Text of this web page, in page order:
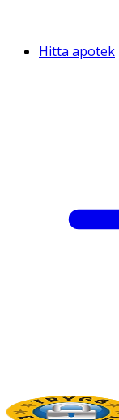
Hitta apotek